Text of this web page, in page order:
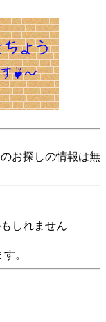
お探しの情報は無
しれません
。